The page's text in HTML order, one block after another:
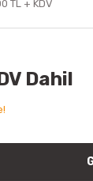
TL + KDV
Dahil